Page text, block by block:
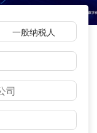
一般纳税人